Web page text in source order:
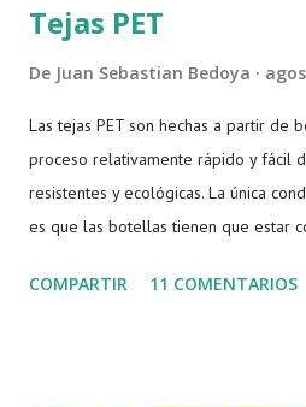
Tejas PET
De Juan Sebastian Bedoya
Las tejas PET son hechas a partir de
proceso relativamente rápido y fácil
resistentes y ecológicas. La única
es que las botellas tienen que estar
botellas Al igual que un petambú, se
COMPARTIR 11 COMENTARIOS